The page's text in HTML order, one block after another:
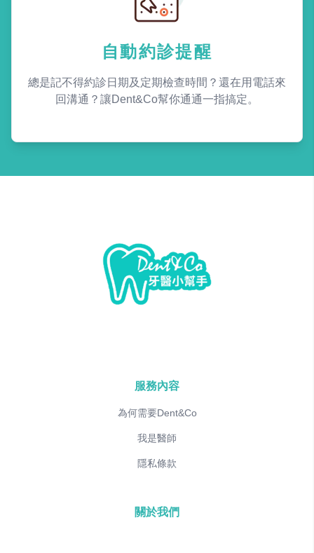
自動約診提醒
總是記不得約診日期及定期檢查時間？還在用電話來
回溝通？讓Dent&Co幫你通通一指搞定。
服務內容
為何需要Dent&Co
我是醫師
隱私條款
關於我們